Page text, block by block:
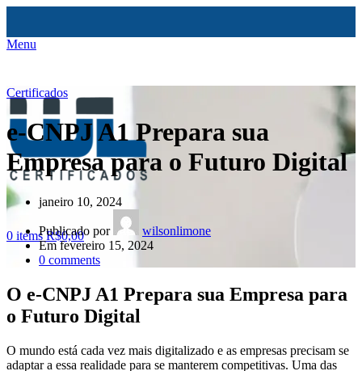
Menu
0 items R$0,00
Certificados
e-CNPJ A1 Prepara sua
Empresa para o Futuro Digital
janeiro 10, 2024
Publicado por
wilsonlimone
Em fevereiro 15, 2024
0 comments
O e-CNPJ A1 Prepara sua Empresa para
o Futuro Digital
O mundo está cada vez mais digitalizado e as empresas precisam se
adaptar a essa realidade para se manterem competitivas. Uma das